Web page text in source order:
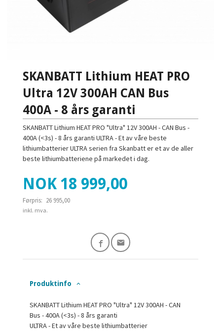
SKANBATT Lithium HEAT PRO
Ultra 12V 300AH CAN Bus
400A - 8 års garanti
SKANBATT Lithium HEAT PRO "Ultra" 12V 300AH - CAN Bus -
400A (<3s) - 8 års garanti ULTRA - Et av våre beste
lithiumbatterier ULTRA serien fra Skanbatt er et av de aller
beste lithiumbatteriene på markedet i dag.
Tilbud
NOK 18 999,00
Førpris: 26 995,00
Rabatt
inkl. mva.
Produktinfo
SKANBATT Lithium HEAT PRO "Ultra" 12V 300AH - CAN
Bus - 400A (<3s) - 8 års garanti
ULTRA - Et av våre beste lithiumbatterier